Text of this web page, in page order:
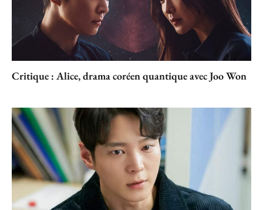
Critique : Alice, drama coréen quantique avec Joo Won